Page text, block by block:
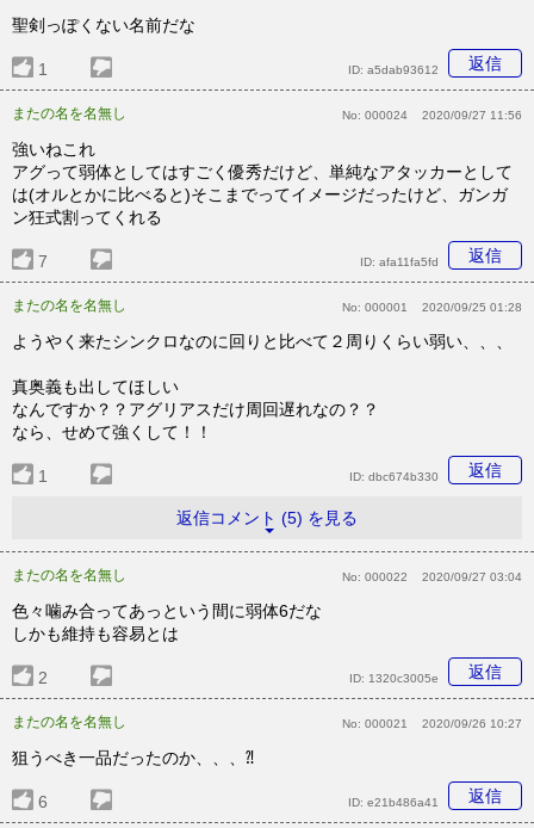
聖剣っぽくない名前だな
1 返信
ID: a5dab93612
またの名を名無し No: 000024 2020/09/27 11:56
強いねこれ
アグって弱体としてはすごく優秀だけど、単純なアタッカーとして
は(オルとかに比べると)そこまでってイメージだったけど、ガンガ
ン狂式割ってくれる
7 返信
ID: afa11fa5fd
またの名を名無し No: 000001 2020/09/25 01:28
ようやく来たシンクロなのに回りと比べて２周りくらい弱い、、、
真奥義も出してほしい
なんですか？？アグリアスだけ周回遅れなの？？
なら、せめて強くして！！
1 返信
ID: dbc674b330
返信コメント (5) を見る
またの名を名無し No: 000022 2020/09/27 03:04
色々噛み合ってあっという間に弱体6だな
しかも維持も容易とは
2 返信
ID: 1320c3005e
またの名を名無し No: 000021 2020/09/26 10:27
狙うべき一品だったのか、、、⁈
6 返信
ID: e21b486a41